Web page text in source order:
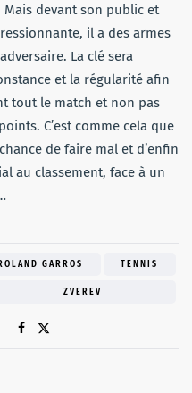
Mais devant son public et
il a des armes
La clé sera
et la régularité afin
tout le match et non pas
C’est comme cela que
de faire mal et d’enfin
au classement, face à un
ROLAND GARROS TENNIS
ZVEREV